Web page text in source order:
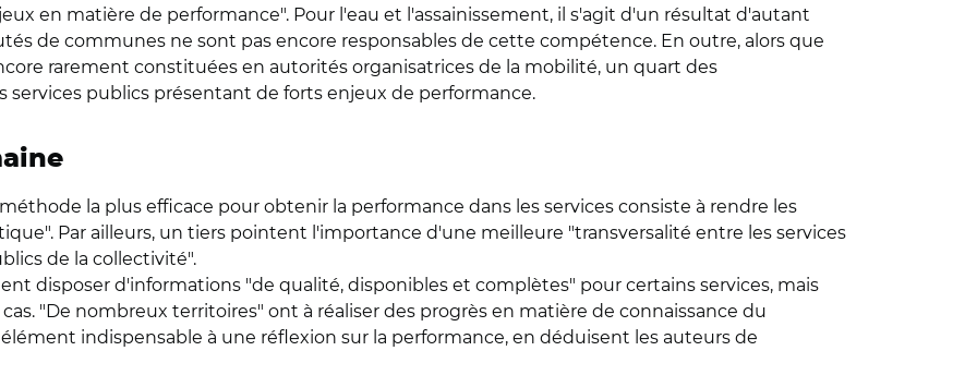
en matière de performance". Pour l'eau et l'assainissement, il s'agit d'un résultat d'autant
de communes ne sont pas encore responsables de cette compétence. En outre, alors que
rarement constituées en autorités organisatrices de la mobilité, un quart des
publics présentant de forts enjeux de performance.
la plus efficace pour obtenir la performance dans les services consiste à rendre les
Par ailleurs, un tiers pointent l'importance d'une meilleure "transversalité entre les services
de la collectivité".
disposer d'informations "de qualité, disponibles et complètes" pour certains services, mais
"De nombreux territoires" ont à réaliser des progrès en matière de connaissance du
indispensable à une réflexion sur la performance, en déduisent les auteurs de